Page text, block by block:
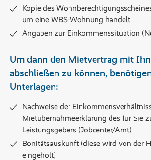
Kopie des
um eine WBS-Wohnung handelt
Angaben zur Einkommenssituation
Um dann den Mietvertrag mit
abschließen zu können,
Unterlagen:
Nachweise der
Mietübernahmeerklärung des für Sie
Leistungsgebers (Jobcenter/Amt)
Bonitätsauskunft (diese wird von der
eingeholt)